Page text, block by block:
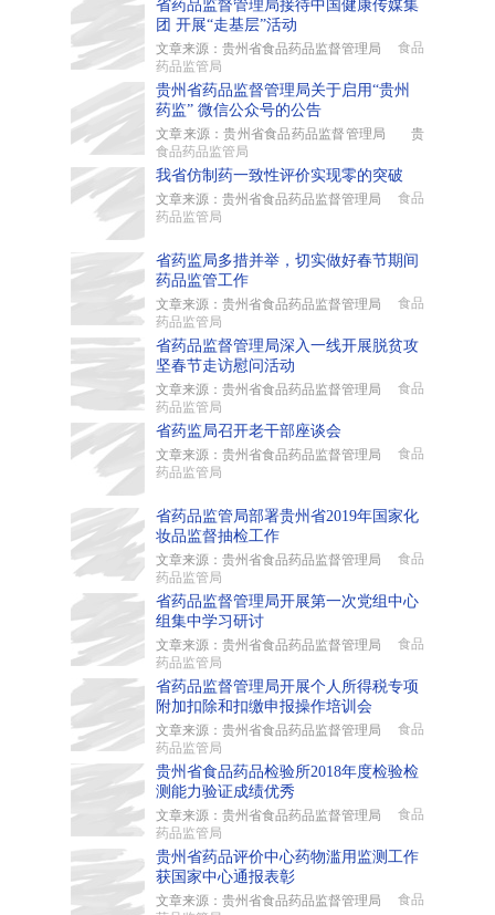
省药品监督管理局接待中国健康传媒集
团 开展“走基层”活动
文章来源：贵州省食品药品监督管理局 食品
药品监管局
贵州省药品监督管理局关于启用“贵州
药监” 微信公众号的公告
文章来源：贵州省食品药品监督管理局 贵
食品药品监管局
我省仿制药一致性评价实现零的突破
文章来源：贵州省食品药品监督管理局 食品
药品监管局
省药监局多措并举，切实做好春节期间
药品监管工作
文章来源：贵州省食品药品监督管理局 食品
药品监管局
省药品监督管理局深入一线开展脱贫攻
坚春节走访慰问活动
文章来源：贵州省食品药品监督管理局 食品
药品监管局
省药监局召开老干部座谈会
文章来源：贵州省食品药品监督管理局 食品
药品监管局
省药品监管局部署贵州省2019年国家化
妆品监督抽检工作
文章来源：贵州省食品药品监督管理局 食品
药品监管局
省药品监督管理局开展第一次党组中心
组集中学习研讨
文章来源：贵州省食品药品监督管理局 食品
药品监管局
省药品监督管理局开展个人所得税专项
附加扣除和扣缴申报操作培训会
文章来源：贵州省食品药品监督管理局 食品
药品监管局
贵州省食品药品检验所2018年度检验检
测能力验证成绩优秀
文章来源：贵州省食品药品监督管理局 食品
药品监管局
贵州省药品评价中心药物滥用监测工作
获国家中心通报表彰
文章来源：贵州省食品药品监督管理局 食品